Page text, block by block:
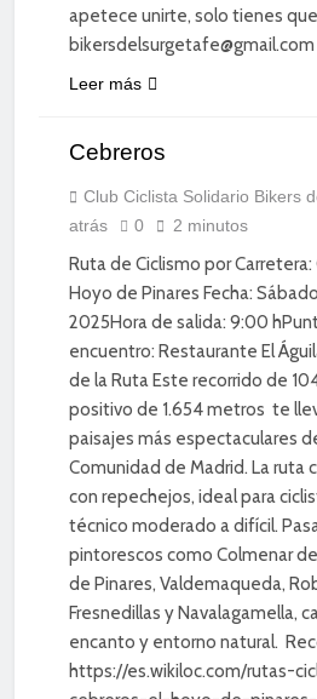
apetece unirte, solo tienes
Leer más
DEPORTE
DIVERSIÓN
ENTRENAMIENTO
Cebreros
Club Ciclista Solidario Bikers
atrás
0 2 minutos
Ruta de Ciclismo por
Hoyo de Pinares Fecha:
2025Hora de salida: 9:00
encuentro: Restaurante El
de la Ruta Este recorrido de
positivo de 1.654 metros te
paisajes más espectaculares
Comunidad de Madrid. La ruta
con repechejos, ideal para
técnico moderado a difícil.
pintorescos como Colmenar
de Pinares, Valdemaqueda,
Fresnedillas y Navalagamella,
encanto y entorno natural.
https://es.wikiloc.com/rutas-